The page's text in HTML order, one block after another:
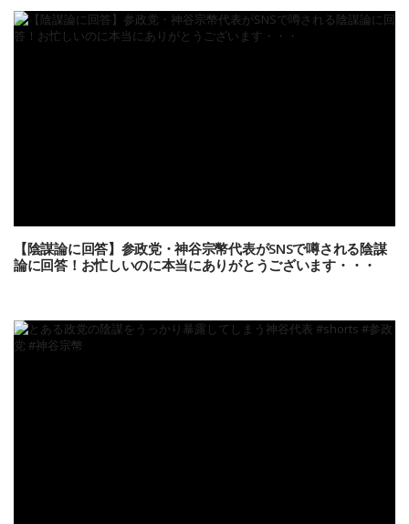
【陰謀論に回答】参政党・神谷宗幣代表がSNSで噂される陰謀
論に回答！お忙しいのに本当にありがとうございます・・・